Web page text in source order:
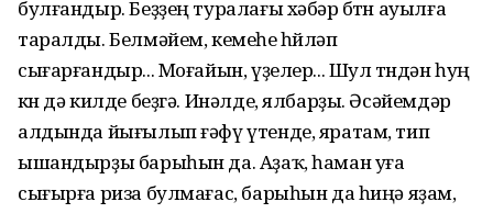
булғандыр. Беҙҙең туралағы хәбәр бөтөн ауылға
таралды. Белмәйем, кемеһе һөйләп
сығарғандыр... Моғайын, үҙелер... Шул төндән һуң
көн дә килде беҙгә. Инәлде, ялбарҙы. Әсәйемдәр
алдында йығылып ғәфү үтенде, яратам, тип
ышандырҙы барыһын да. Аҙаҡ, һаман уға
сығырға риза булмағас, барыһын да һиңә яҙам,